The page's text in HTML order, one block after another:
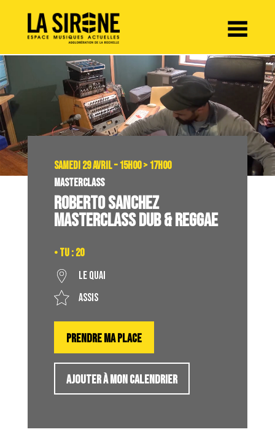
SAMEDI 29 AVRIL – 15H00 > 17H00
MASTERCLASS
ROBERTO SANCHEZ
MASTERCLASS DUB & REGGAE
• TU : 20
LE QUAI
Assis
PRENDRE MA PLACE
AJOUTER À MON CALENDRIER